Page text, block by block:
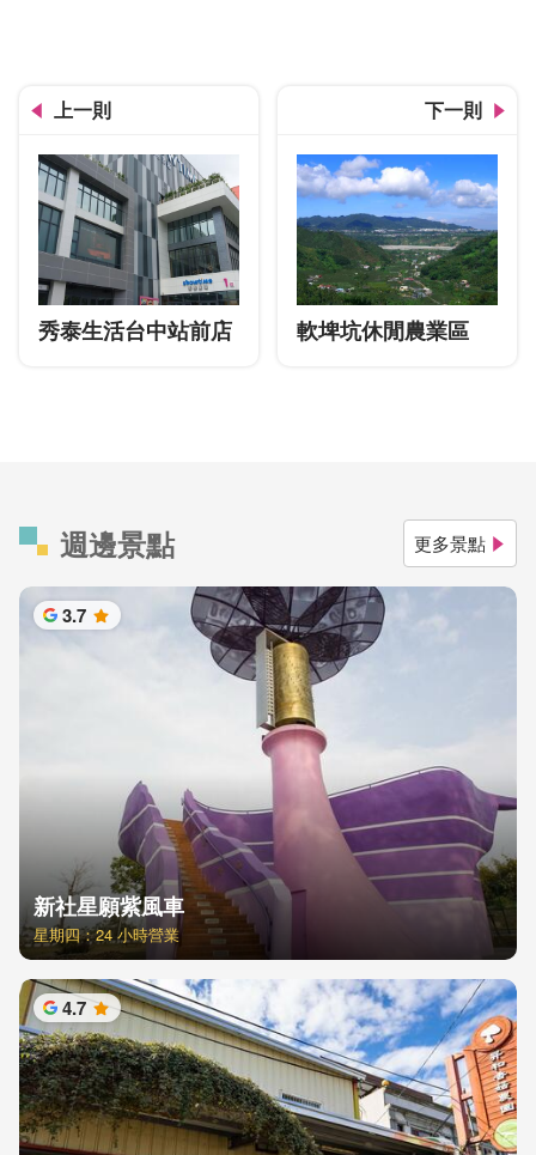
上一則
秀泰生活台中站前店
下一則
軟埤坑休閒農業區
週邊景點 更多景點
3.7 星
新社星願紫風車
星期四：24 小時營業
4.7 星